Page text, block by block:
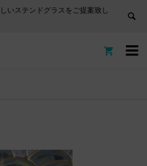
いステンドグラスをご提案致し

